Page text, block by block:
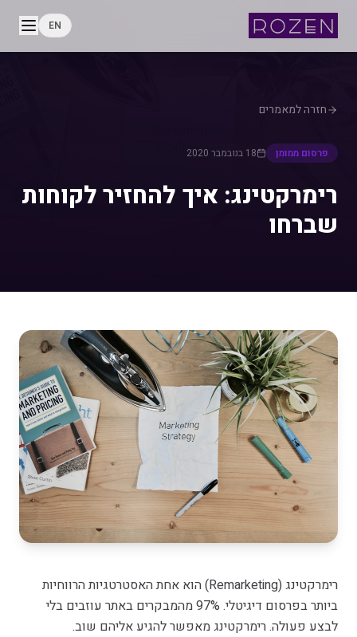
EN
חזרה למאמרים
פרסום ממומן 18 בנובמבר 2020
רימרקטינג: איך להחזיר לקוחות
שברחו
רימרקטינג (Remarketing) הוא אחת האסטרטגיות הרווחיות
ביותר בפרסום דיגיטלי. 97% מהמבקרים באתר עוזבים בלי
לבצע פעולה. רימרקטינג מאפשר להגיע אליהם שוב.